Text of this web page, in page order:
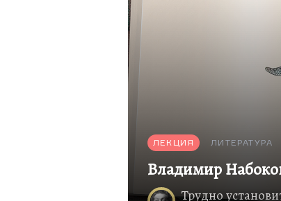
ЛЕКЦИЯ ЛИТЕРАТУРА
Владимир
Трудно